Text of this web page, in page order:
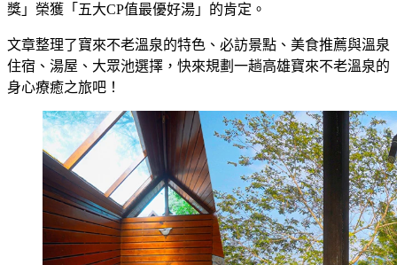
獎」榮獲「五大CP值最優好湯」的肯定。
文章整理了寶來不老溫泉的特色、必訪景點、美食推薦與溫泉
住宿、湯屋、大眾池選擇，快來規劃一趟高雄寶來不老溫泉的
身心療癒之旅吧！